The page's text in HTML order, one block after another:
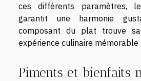
ces différents paramètres,
garantit une harmonie
composant du plat trouve
expérience culinaire mémorable
Piments et bienfaits